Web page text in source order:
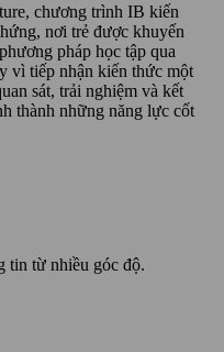
chương trình IB kiến
nơi trẻ được khuyến
pháp học tập qua
vì tiếp nhận kiến thức một
sát, trải nghiệm và kết
thành những năng lực cốt
tin từ nhiều góc độ.